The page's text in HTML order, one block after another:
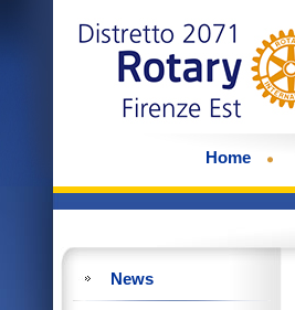
Home
News